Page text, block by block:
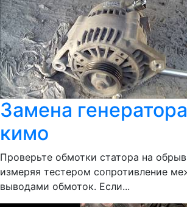
Замена
кимо
Проверьте обмотки статора на
измеряя тестером сопротивление
выводами обмоток. Если...